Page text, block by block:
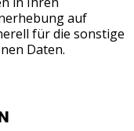
auf
für die sonstige
Daten.